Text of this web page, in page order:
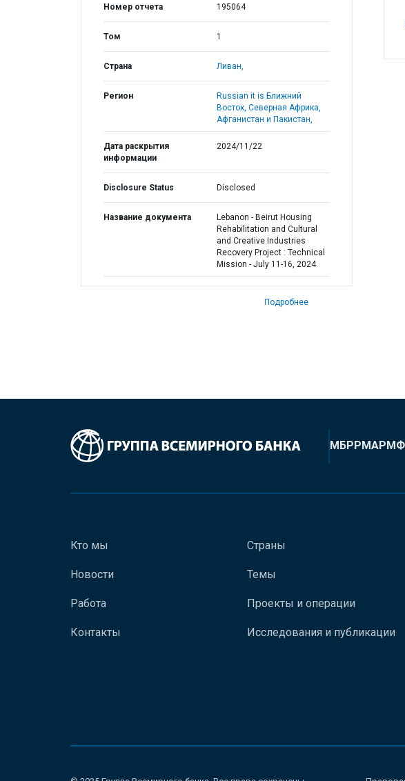
Номер отчета 195064
Том 1
Страна Ливан,
Регион
Russian it is Ближний
Восток, Северная Африка,
Афганистан и Пакистан,
Дата раскрытия
информации
2024/11/22
Disclosure Status Disclosed
Название документа
Lebanon - Beirut Housing
Rehabilitation and Cultural
and Creative Industries
Recovery Project : Technical
Mission - July 11-16, 2024
Подробнее
МБРРМАР
Кто мы
Новости
Работа
Контакты
Страны
Темы
Проекты и операции
Исследования и публикации